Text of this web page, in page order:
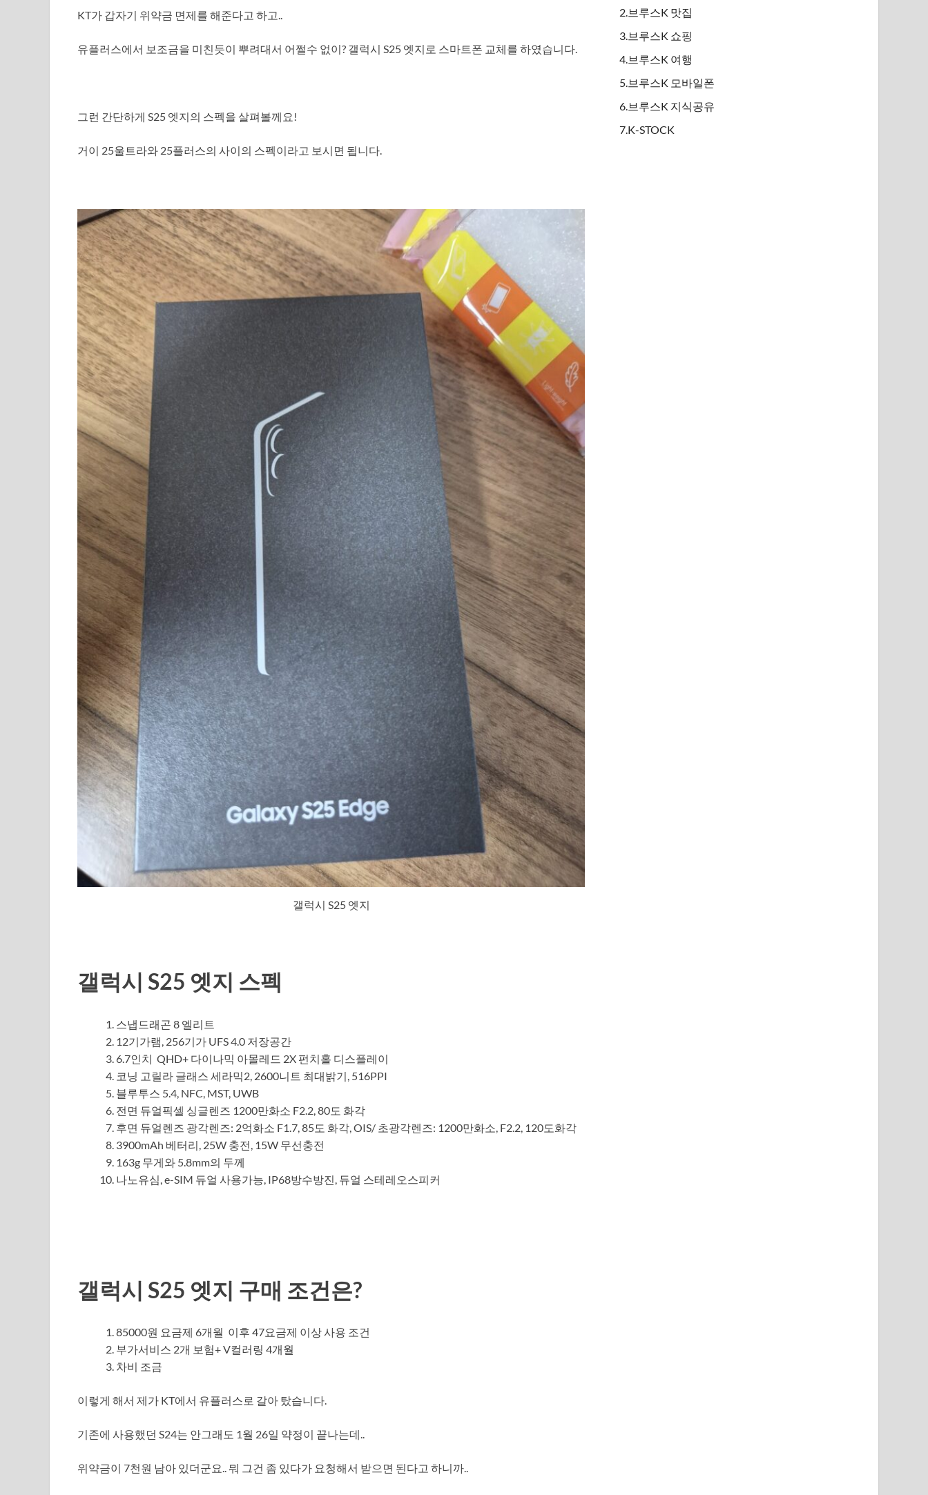
KT가 갑자기 위약금 면제를 해준다고 하고..
유플러스에서 보조금을 미친듯이 뿌려대서 어쩔수 없이? 갤럭시 S25 엣지로 스마트폰 교체를 하였습니다.
그런 간단하게 S25 엣지의 스펙을 살펴볼께요!
거이 25울트라와 25플러스의 사이의 스펙이라고 보시면 됩니다.
갤럭시 S25 엣지
갤럭시 S25 엣지 스펙
스냅드래곤 8 엘리트
12기가램, 256기가 UFS 4.0 저장공간
6.7인치 QHD+ 다이나믹 아몰레드 2X 펀치홀 디스플레이
코닝 고릴라 글래스 세라믹2, 2600니트 최대밝기, 516PPI
블루투스 5.4, NFC, MST, UWB
전면 듀얼픽셀 싱글렌즈 1200만화소 F2.2, 80도 화각
후면 듀얼렌즈 광각렌즈: 2억화소 F1.7, 85도 화각, OIS/ 초광각렌즈: 1200만화소, F2.2, 120도화각
3900mAh 베터리, 25W 충전, 15W 무선충전
163g 무게와 5.8mm의 두께
나노유심, e-SIM 듀얼 사용가능, IP68방수방진, 듀얼 스테레오스피커
갤럭시 S25 엣지 구매 조건은?
85000원 요금제 6개월 이후 47요금제 이상 사용 조건
부가서비스 2개 보험+ V컬러링 4개월
차비 조금
이렇게 해서 제가 KT에서 유플러스로 갈아 탔습니다.
기존에 사용했던 S24는 안그래도 1월 26일 약정이 끝나는데..
위약금이 7천원 남아 있더군요.. 뭐 그건 좀 있다가 요청해서 받으면 된다고 하니까..
2.브루스K 맛집
3.브루스K 쇼핑
4.브루스K 여행
5.브루스K 모바일폰
6.브루스K 지식공유
7.K-STOCK